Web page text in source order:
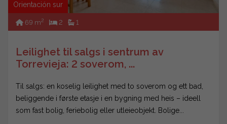
Orientación sur
69 m2 2 1
Leilighet til salgs i sentrum av
Torrevieja: 2 soverom, ...
Til salgs: en koselig leilighet med to soverom og ett bad,
beliggende i første etasje i en bygning med heis – ideell
som fast bolig, feriebolig eller utleieobjekt. Bolige...